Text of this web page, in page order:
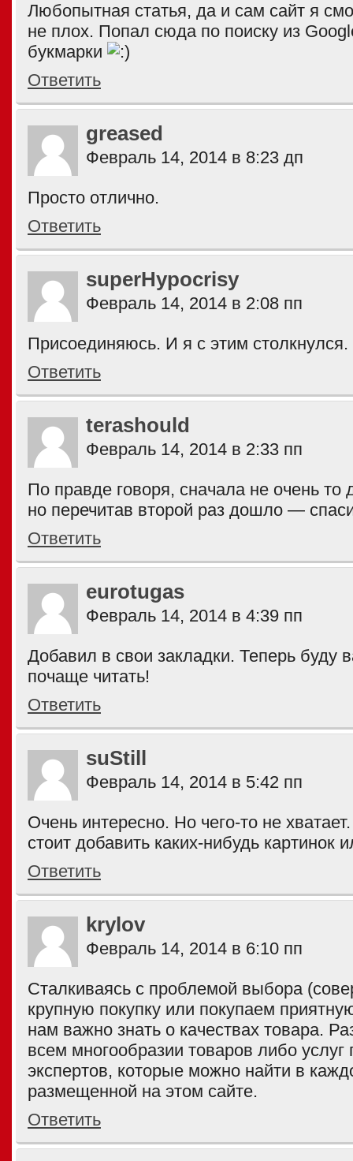
Любопытная статья, да и сам сайт я
не плох. Попал сюда по поиску из
букмарки
Ответить
greased
Февраль 14, 2014 в 8:23 дп
Просто отлично.
Ответить
superHypocrisy
Февраль 14, 2014 в 2:08 пп
Присоединяюсь. И я с этим столкнулся.
Ответить
terashould
Февраль 14, 2014 в 2:33 пп
По правде говоря, сначала не очень то
но перечитав второй раз дошло —
Ответить
eurotugas
Февраль 14, 2014 в 4:39 пп
Добавил в свои закладки. Теперь буду
почаще читать!
Ответить
suStill
Февраль 14, 2014 в 5:42 пп
Очень интересно. Но чего-то не
стоит добавить каких-нибудь картинок
Ответить
krylov
Февраль 14, 2014 в 6:10 пп
Сталкиваясь с проблемой выбора
крупную покупку или покупаем
нам важно знать о качествах товара.
всем многообразии товаров либо услуг
экспертов, которые можно найти в
размещенной на этом сайте.
Ответить